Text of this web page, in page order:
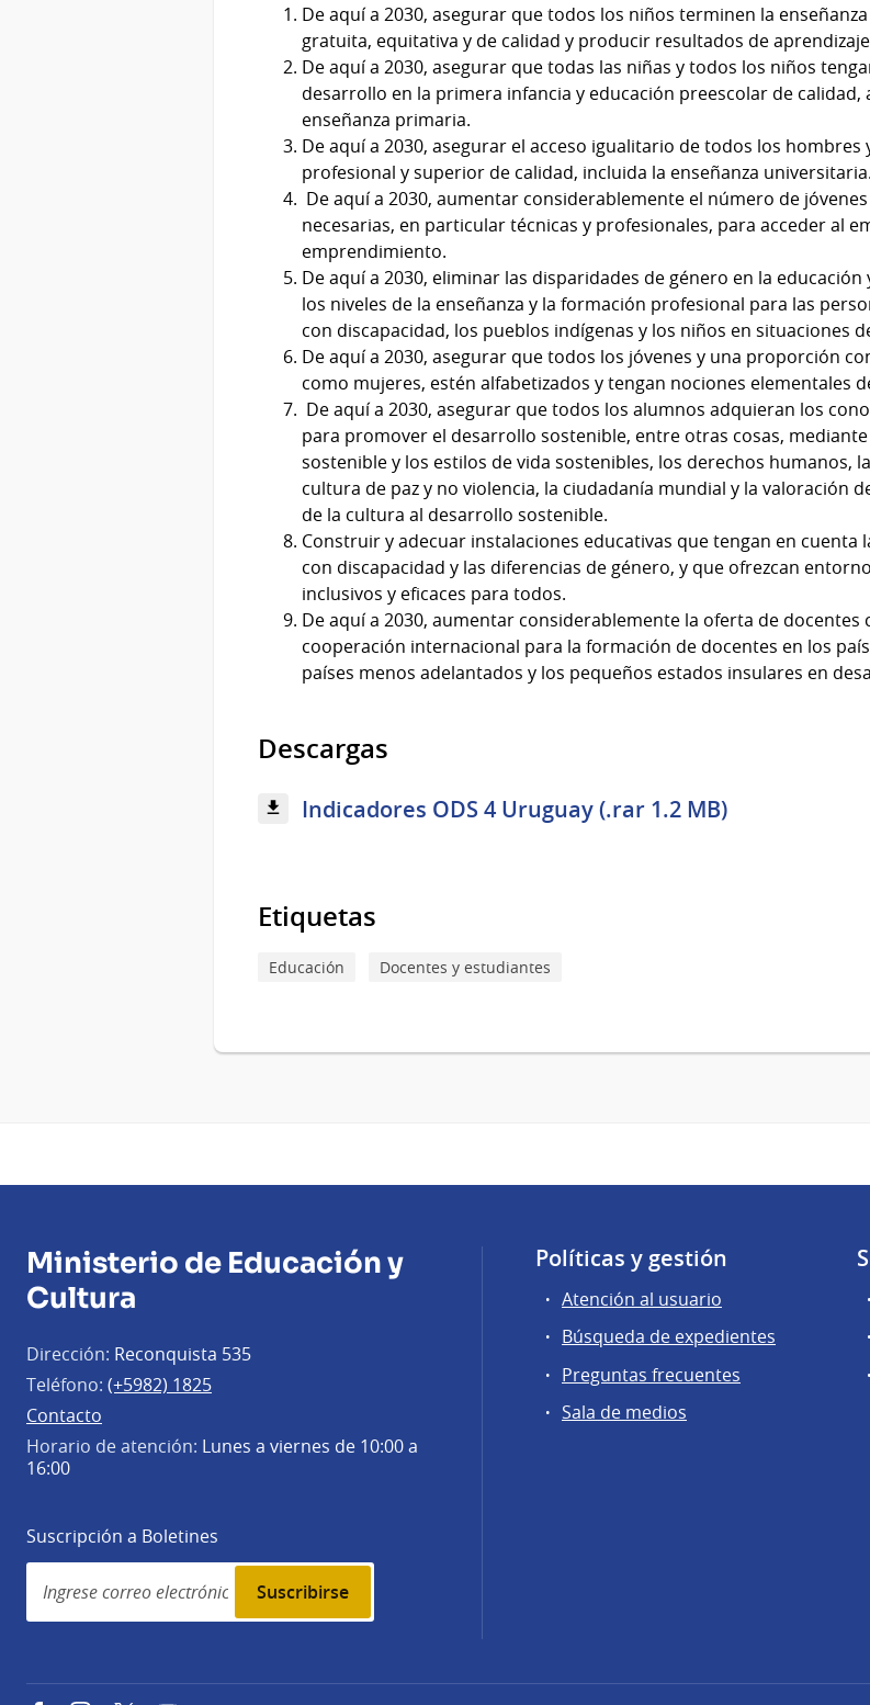
De aquí a 2030, asegurar que todos los niños terminen la
gratuita, equitativa y de calidad y producir resultados de
De aquí a 2030, asegurar que todas las niñas y todos los niños
desarrollo en la primera infancia y educación preescolar de
enseñanza primaria.
De aquí a 2030, asegurar el acceso igualitario de todos los
profesional y superior de calidad, incluida la enseñanza universitaria.
De aquí a 2030, aumentar considerablemente el número de
necesarias, en particular técnicas y profesionales, para acceder al
emprendimiento.
De aquí a 2030, eliminar las disparidades de género en la
los niveles de la enseñanza y la formación profesional para las
con discapacidad, los pueblos indígenas y los niños en situaciones
De aquí a 2030, asegurar que todos los jóvenes y una proporción
como mujeres, estén alfabetizados y tengan nociones elementales
De aquí a 2030, asegurar que todos los alumnos adquieran los
para promover el desarrollo sostenible, entre otras cosas,
sostenible y los estilos de vida sostenibles, los derechos humanos,
cultura de paz y no violencia, la ciudadanía mundial y la valoración
de la cultura al desarrollo sostenible.
Construir y adecuar instalaciones educativas que tengan en cuenta
con discapacidad y las diferencias de género, y que ofrezcan
inclusivos y eficaces para todos.
De aquí a 2030, aumentar considerablemente la oferta de docentes
cooperación internacional para la formación de docentes en los
países menos adelantados y los pequeños estados insulares en
Descargas
Indicadores ODS 4 Uruguay (.rar 1.2 MB)
Etiquetas
Educación Docentes y estudiantes
Ministerio de Educación y
Cultura
Dirección: Reconquista 535
Teléfono: (+5982) 1825
Contacto
Horario de atención: Lunes a viernes de 10:00 a
16:00
Suscripción a Boletines
Simplenews
subscription
Políticas y gestión
Atención al usuario
Búsqueda de expedientes
Preguntas frecuentes
Sala de medios